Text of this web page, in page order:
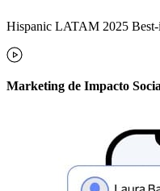
Hispanic LATAM 2025
Marketing de Impacto